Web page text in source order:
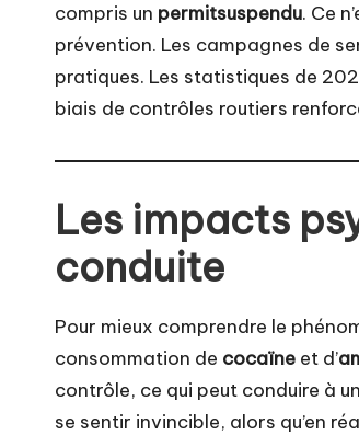
compris un permitsuspendu. Ce
prévention. Les campagnes de
pratiques. Les statistiques de
biais de contrôles routiers
Les impacts
conduite
Pour mieux comprendre le
consommation de cocaïne et d’
contrôle, ce qui peut conduire à
se sentir invincible, alors qu’en